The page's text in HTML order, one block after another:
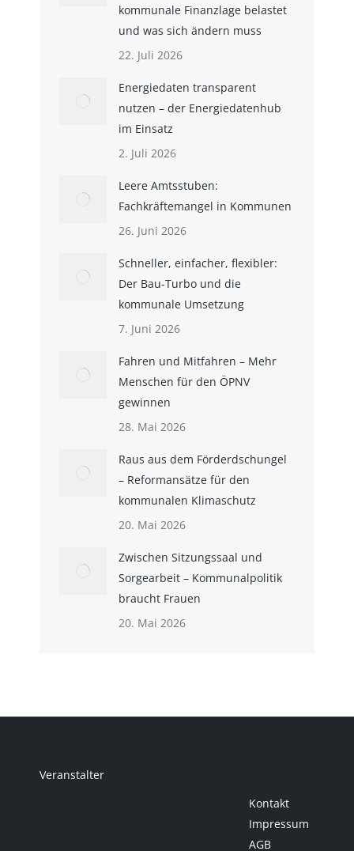
kommunale Finanzlage belastet
und was sich ändern muss
22. Juli 2026
Energiedaten transparent
nutzen – der Energiedatenhub
im Einsatz
2. Juli 2026
Leere Amtsstuben:
Fachkräftemangel in Kommunen
26. Juni 2026
Schneller, einfacher, flexibler:
Der Bau-Turbo und die
kommunale Umsetzung
7. Juni 2026
Fahren und Mitfahren – Mehr
Menschen für den ÖPNV
gewinnen
28. Mai 2026
Raus aus dem Förderdschungel
– Reformansätze für den
kommunalen Klimaschutz
20. Mai 2026
Zwischen Sitzungssaal und
Sorgearbeit – Kommunalpolitik
braucht Frauen
20. Mai 2026
Veranstalter
Kontakt
Impressum
AGB